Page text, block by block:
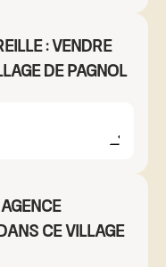
: vendre
de Pagnol
ce village